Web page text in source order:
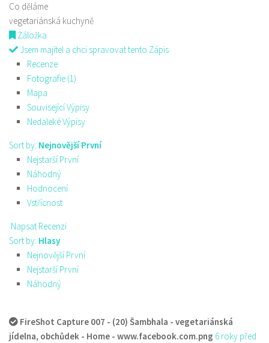
Co děláme
vegetariánská kuchyně
Záložka
Jsem majitel a chci spravovat tento Zápis
Recenze
Fotografie (1)
Mapa
Související Výpisy
Nedaleké Výpisy
Sort by: Nejnovější První
Nejstarší První
Náhodný
Hodnocení
Vstřícnost
Napsat Recenzi
Sort by: Hlasy
Nejnovější První
Nejstarší První
Náhodný
FireShot Capture 007 - (20) Šambhala - vegetariánská
jídelna, obchůdek - Home - www.facebook.com.png 6 roky před